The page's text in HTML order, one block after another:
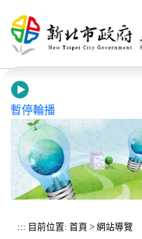
暫停輪播
::: 目前位置: 首頁 > 網站導覽